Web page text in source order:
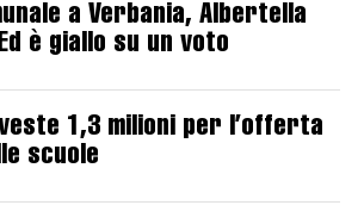
a Verbania, Albertella
è giallo su un voto
1,3 milioni per l’offerta
scuole